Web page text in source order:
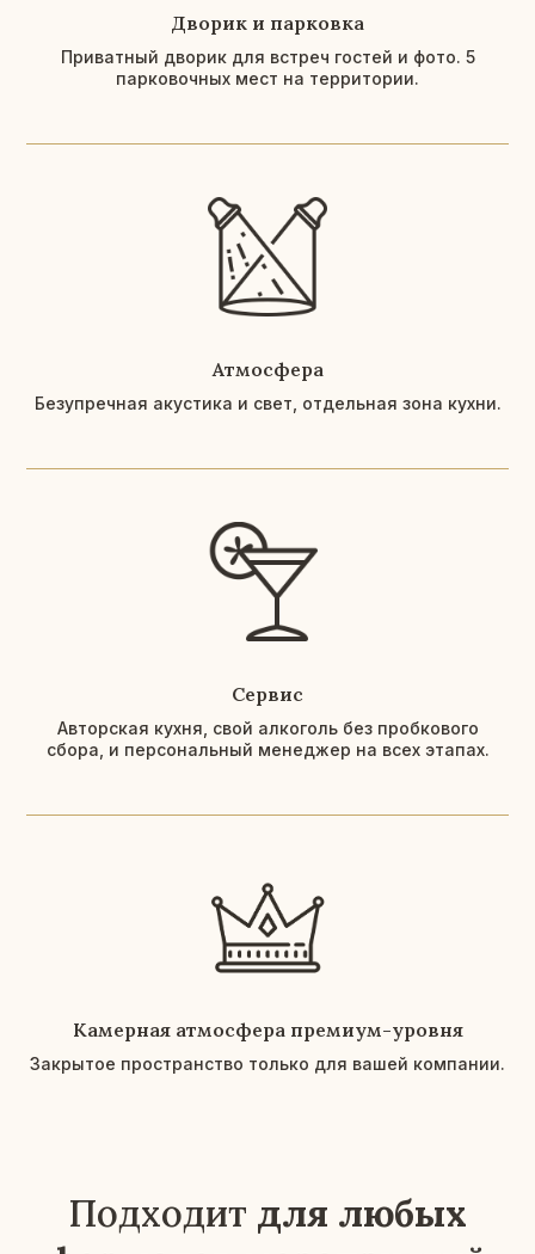
Дворик и парковка
Приватный дворик для встреч гостей и фото. 5
парковочных мест на территории.
Атмосфера
Безупречная акустика и свет, отдельная зона кухни.
Сервис
Авторская кухня, свой алкоголь без пробкового
сбора, и персональный менеджер на всех этапах.
Камерная атмосфера премиум-уровня
Закрытое пространство только для вашей компании.
пространство.Мы проводим:
для любых
«Муза» — это больше чем